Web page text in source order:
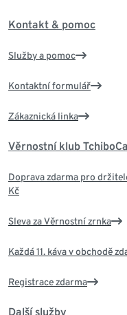
Kontakt & pomoc
Služby a pomoc
Kontaktní formulář
Zákaznická linka
Věrnostní klub
Doprava zdarma pro
Kč
Sleva za Věrnostní zrnka
Každá 11. káva v obchodě
Registrace zdarma
Další služby